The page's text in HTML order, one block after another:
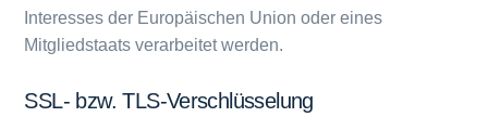
Interesses der Europäischen Union oder eines
Mitgliedstaats verarbeitet werden.
SSL- bzw. TLS-Verschlüsselung